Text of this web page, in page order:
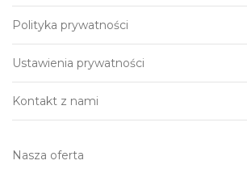
Polityka prywatności
Ustawienia prywatności
Kontakt z nami
Nasza oferta